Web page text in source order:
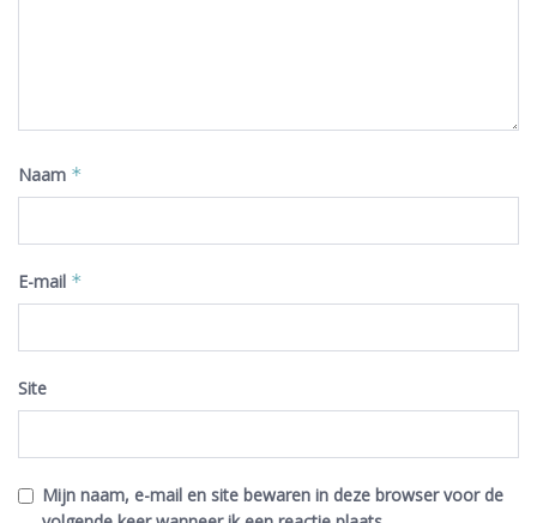
Naam *
E-mail *
Site
Mijn naam, e-mail en site bewaren in deze browser voor de